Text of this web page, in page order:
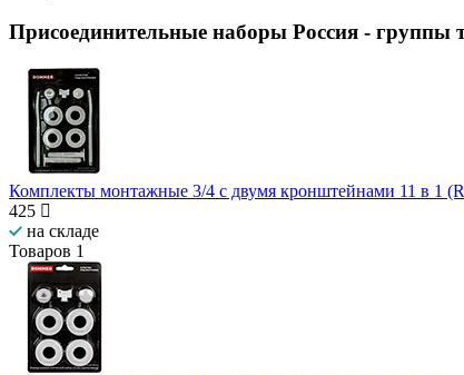
Присоединительные наборы Россия - группы
Комплекты монтажные 3/4 с двумя кронштейнами 11 в 1
425
на складе
Товаров 1